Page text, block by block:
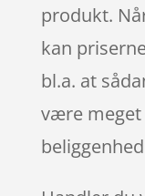
produkt.
kan
bl.a. at
være meget